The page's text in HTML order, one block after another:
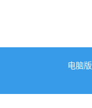
电脑版